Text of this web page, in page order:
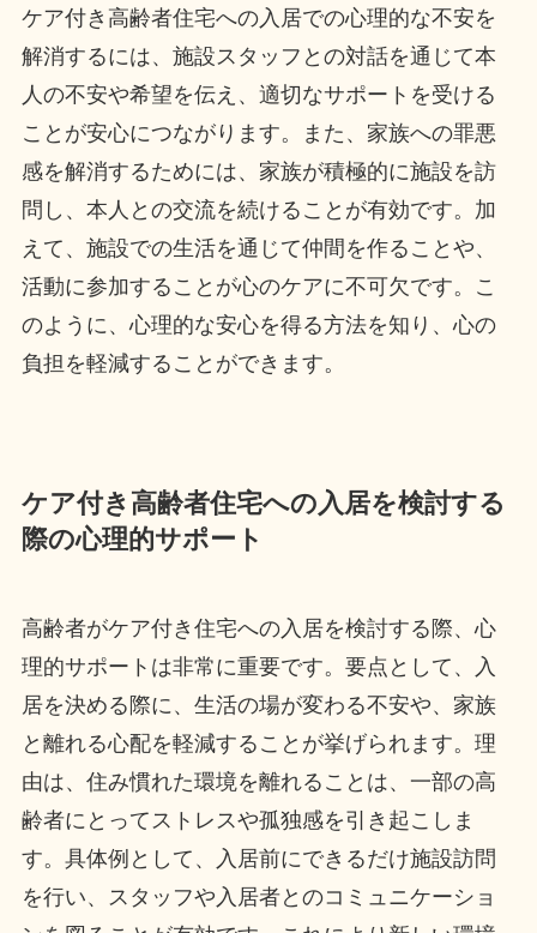
ケア付き高齢者住宅への入居での心理的な不安を
解消するには、施設スタッフとの対話を通じて本
人の不安や希望を伝え、適切なサポートを受ける
ことが安心につながります。また、家族への罪悪
感を解消するためには、家族が積極的に施設を訪
問し、本人との交流を続けることが有効です。加
えて、施設での生活を通じて仲間を作ることや、
活動に参加することが心のケアに不可欠です。こ
のように、心理的な安心を得る方法を知り、心の
負担を軽減することができます。
ケア付き高齢者住宅への入居を検討する
際の心理的サポート
高齢者がケア付き住宅への入居を検討する際、心
理的サポートは非常に重要です。要点として、入
居を決める際に、生活の場が変わる不安や、家族
と離れる心配を軽減することが挙げられます。理
由は、住み慣れた環境を離れることは、一部の高
齢者にとってストレスや孤独感を引き起こしま
す。具体例として、入居前にできるだけ施設訪問
を行い、スタッフや入居者とのコミュニケーショ